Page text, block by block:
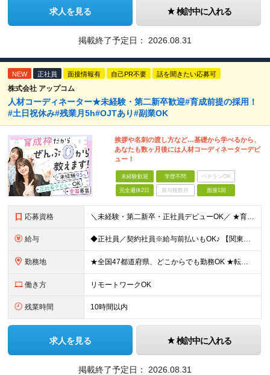
求人を見る 検討中に入れる
掲載終了予定日： 2026.08.31
NEW 正社員 面接情報有 自己PR不要 話を聞きたい応募可
株式会社 アップコム
人材コーディネーター★未経験・第二新卒歓迎#育成前提の採用！
#土日祝休み#残業月5h#OJTあり#副業OK
挨拶や名刺の渡し方など…基礎から学べるから、
あなたも数ヶ月後には人材コーディネーターデビ
ュー！
未経験歓迎 学歴不問 ベテランOK
完全週休2日 賞与複数月 面接1回
応募資格 ＼未経験・第二新卒・正社員デビューOK／ ★育成前提の採用を実施中！ ■経歴・ブランク不問 ■学歴不問 ≪≪特別なスキルや経験は必要なし！≫≫ 当社では人柄重視の採用を実施しています。 働く先輩社員
給与 ◆正社員／契約社員※給与前払いもOK♪ 【関東（一都三県）】 月給25万円～ ※固定残業代（月20時間分／月3万2383円）を含む。超過分は別途支給。 ※試用期間中の給与は月給23万円～ 【関東（北
勤務地 ★全国47都道府県、どこからでも勤務OK ★転勤なし！腰を据えて活躍◎ ★マイカー通勤OK（拠点による） ★業務に慣れたら、ゆくゆくはリモート併用やフルリモートも可能 全国のお客様先にて勤務していた
働き方 リモートワークOK
残業時間 10時間以内
求人を見る 検討中に入れる
掲載終了予定日： 2026.08.31